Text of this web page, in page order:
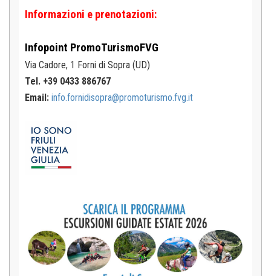
Informazioni e prenotazioni:
Infopoint PromoTurismoFVG
Via Cadore, 1 Forni di Sopra (UD)
Tel. +39 0433 886767
Email: info.fornidisopra@promoturismo.fvg.it